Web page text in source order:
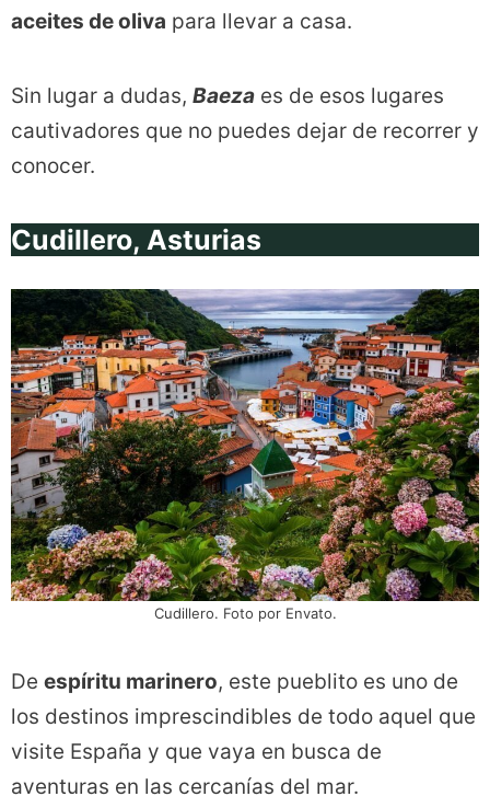
aceites de oliva para llevar a casa.
Sin lugar a dudas, Baeza es de esos lugares
cautivadores que no puedes dejar de recorrer y
conocer.
Cudillero, Asturias
Cudillero. Foto por Envato.
De espíritu marinero, este pueblito es uno de
los destinos imprescindibles de todo aquel que
visite España y que vaya en busca de
aventuras en las cercanías del mar.